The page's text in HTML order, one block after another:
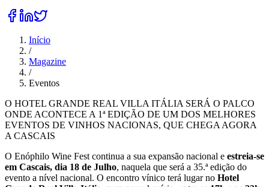
Início
/
Magazine
/
Eventos
O HOTEL GRANDE REAL VILLA ITÁLIA SERÁ O PALCO
ONDE ACONTECE A 1ª EDIÇÃO DE UM DOS MELHORES
EVENTOS DE VINHOS NACIONAS, QUE CHEGA AGORA
A CASCAIS
O Enóphilo Wine Fest continua a sua expansão nacional e estreia-se
em Cascais, dia 18 de Julho, naquela que será a 35.ª edição do
evento a nível nacional. O encontro vínico terá lugar no Hotel